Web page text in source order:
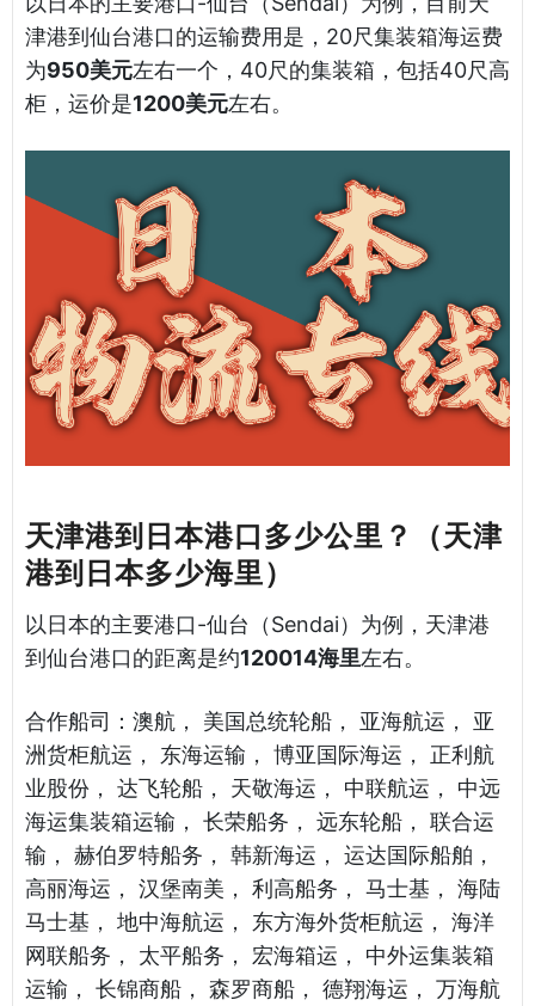
津港到仙台港口的运输费用是，20尺集装箱海运费
为950美元左右一个，40尺的集装箱，包括40尺高
柜，运价是1200美元左右。
天津港到日本港口多少公里？（天津
港到日本多少海里）
以日本的主要港口-仙台（Sendai）为例，天津港
到仙台港口的距离是约120014海里左右。
合作船司：澳航， 美国总统轮船， 亚海航运， 亚
洲货柜航运， 东海运输， 博亚国际海运， 正利航
业股份， 达飞轮船， 天敬海运， 中联航运， 中远
海运集装箱运输， 长荣船务， 远东轮船， 联合运
输， 赫伯罗特船务， 韩新海运， 运达国际船舶，
高丽海运， 汉堡南美， 利高船务， 马士基， 海陆
马士基， 地中海航运， 东方海外货柜航运， 海洋
网联船务， 太平船务， 宏海箱运， 中外运集装箱
运输， 长锦商船， 森罗商船， 德翔海运， 万海航